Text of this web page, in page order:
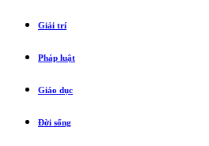
Giải trí
Pháp luật
Giáo dục
Đời sống